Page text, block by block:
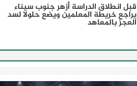
قبل انطلاق الدراسة أزهر جنوب سيناء
يراجع خريطة المعلمين ويضع حلولا لسد
العجز بالمعاهد